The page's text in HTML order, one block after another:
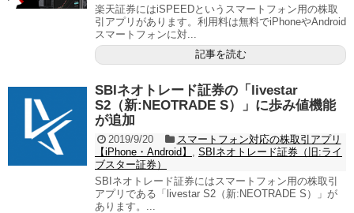
楽天証券にはiSPEEDというスマートフォン用の株取
引アプリがあります。利用料は無料でiPhoneやAndroid
スマートフォンに対...
記事を読む
SBIネオトレード証券の「livestar
S2（新:NEOTRADE S）」に歩み値機能
が追加
2019/9/20
スマートフォン対応の株取引アプリ
【iPhone・Android】
SBIネオトレード証券（旧:ライ
ブスター証券）
SBIネオトレード証券にはスマートフォン用の株取引
アプリである「livestar S2（新:NEOTRADE S）」が
あります。...